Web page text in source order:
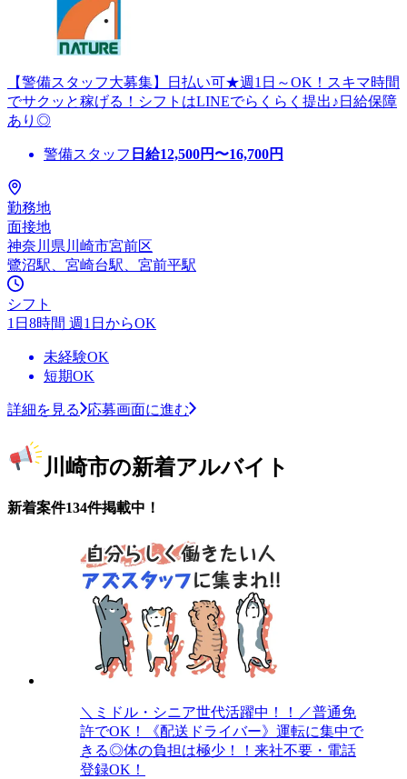
【警備スタッフ大募集】日払い可★週1日～OK！スキマ時間
でサクッと稼げる！シフトはLINEでらくらく提出♪日給保障
あり◎
警備スタッフ 日給12,500円〜16,700円
勤務地
面接地
神奈川県川崎市宮前区
鷺沼駅、宮崎台駅、宮前平駅
シフト
1日8時間 週1日からOK
未経験OK
短期OK
詳細を見る 応募画面に進む
川崎市の新着アルバイト
新着案件134件掲載中！
＼ミドル・シニア世代活躍中！！／普通免
許でOK！《配送ドライバー》運転に集中で
きる◎体の負担は極少！！来社不要・電話
登録OK！